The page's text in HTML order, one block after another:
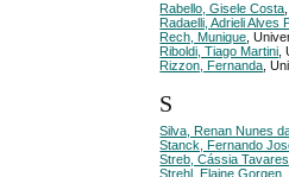
Rabello, Gisele Costa
Radaelli, Adrieli Alves
Rech, Munique ,
Riboldi, Tiago Martini
Rizzon, Fernanda ,
S
Silva, Renan Nunes
Stanck, Fernando
Streb, Cássia Tavares
Strehl, Elaine Gorgen